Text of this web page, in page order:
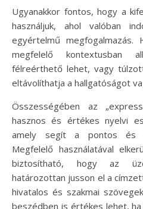
Ugyanakkor fontos, hogy a
használjuk, ahol valóban
egyértelmű
megfelelő kontextusban
félreérthető lehet, vagy
eltávolíthatja a hallgatóságot
Összességében az
hasznos és értékes nyelvi
amely segít a pontos és
Megfelelő használatával
biztosítható, hogy az
határozottan jusson el a
hivatalos és szakmai
beszédben is értékes lehet,